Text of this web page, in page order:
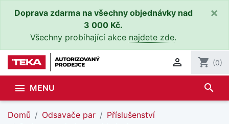
Doprava zdarma na všechny objednávky nad
3 000 Kč.
Všechny probíhající akce najdete zde.
×
 shopping_cart (0)
 MENU search
Domů Odsavače par
Příslušenství